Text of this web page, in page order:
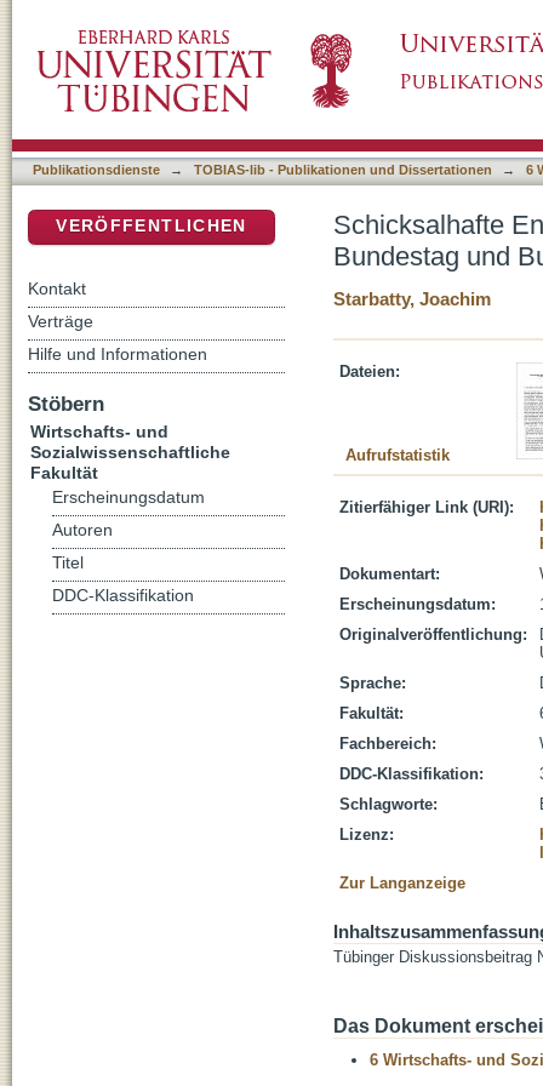
Publikationsdienste → TOBIAS-lib - Publikationen und Dissertationen → 6
Schicksalhafte
Bundestag und
Starbatty, Joachim
Dateien:
Aufrufstatistik
Zitierfähiger Link (URI):
Dokumentart:
Erscheinungsdatum:
Originalveröffentlichung:
Sprache:
Fakultät:
Fachbereich:
DDC-Klassifikation:
Schlagworte:
Lizenz:
Zur Langanzeige
Tübinger Diskussionsbeitrag
Das Dokument
6 Wirtschafts- und
VERÖFFENTLICHEN
Kontakt
Verträge
Hilfe und Informationen
Stöbern
Wirtschafts- und
Sozialwissenschaftliche
Fakultät
Erscheinungsdatum
Autoren
Titel
DDC-Klassifikation